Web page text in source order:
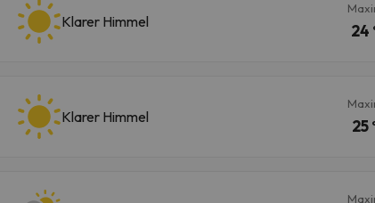
Klarer Himmel
24
Klarer Himmel
25